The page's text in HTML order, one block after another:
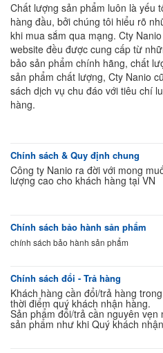
Chất lượng sản phẩm luôn là yếu
hàng đầu, bởi chúng tôi hiểu rõ
khi mua sắm qua mạng. Cty
website đều được cung cấp từ
bảo sản phẩm chính hãng, chất
sản phẩm chất lượng, Cty Nanio
sách dịch vụ chu đáo với tiêu chí
hàng.
Chính sách & Quy định chung
Công ty Nanio ra đời với mong
lượng cao cho khách hàng tại VN
Chính sách bảo hành sản phẩm
chính sách bảo hành sản phẩm
Chính sách đổi - Trả hàng
Khách hàng cần đổi/trả hàng
thời điểm quý khách nhận hàng.
Sản phẩm đổi/trả cần nguyên
sản phẩm như khi Quý khách